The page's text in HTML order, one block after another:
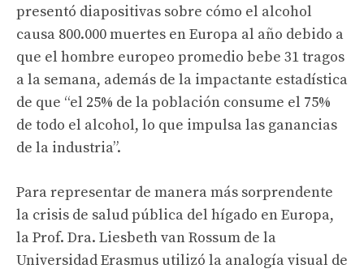
presentó diapositivas sobre cómo el alcohol
causa 800.000 muertes en Europa al año debido a
que el hombre europeo promedio bebe 31 tragos
a la semana, además de la impactante estadística
de que “el 25% de la población consume el 75%
de todo el alcohol, lo que impulsa las ganancias
de la industria”.
Para representar de manera más sorprendente
la crisis de salud pública del hígado en Europa,
la Prof. Dra. Liesbeth van Rossum de la
Universidad Erasmus utilizó la analogía visual de